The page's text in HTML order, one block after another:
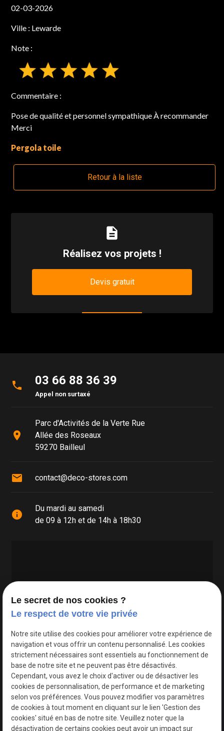
02-03-2026
Ville : Lewarde
Note :
Commentaire :
Pose de qualité et personnel sympathique À recommander
Merci
Pergola toile
Retour à la liste
description
Réalisez vos projets !
Devis gratuit
phone 03 66 88 36 39
Appel non surtaxé
place
Parc d'Activités de la Verte Rue
Allée des Roseaux
59270 Bailleul
mail contact@deco-stores.com
info
Du mardi au samedi
de 09 à 12h et de 14h à 18h30
Google Maps Search API est désactivé.
Le secret de nos cookies ?
Le respect de votre vie privée
Notre site utilise des cookies pour améliorer votre expérience de
navigation et vous offrir un contenu personnalisé. Les cookies
strictement nécessaires sont essentiels au fonctionnement de
base de notre site et ne peuvent pas être désactivés.
Cependant, vous avez le choix d'activer ou de désactiver les
cookies de personnalisation, de performance et de marketing
selon vos préférences. Vous pouvez modifier vos paramètres
de cookies à tout moment en cliquant sur le lien 'Gestion des
cookies' situé en bas de notre site. Veuillez noter que la
désactivation de certains cookies peut avoir un impact sur